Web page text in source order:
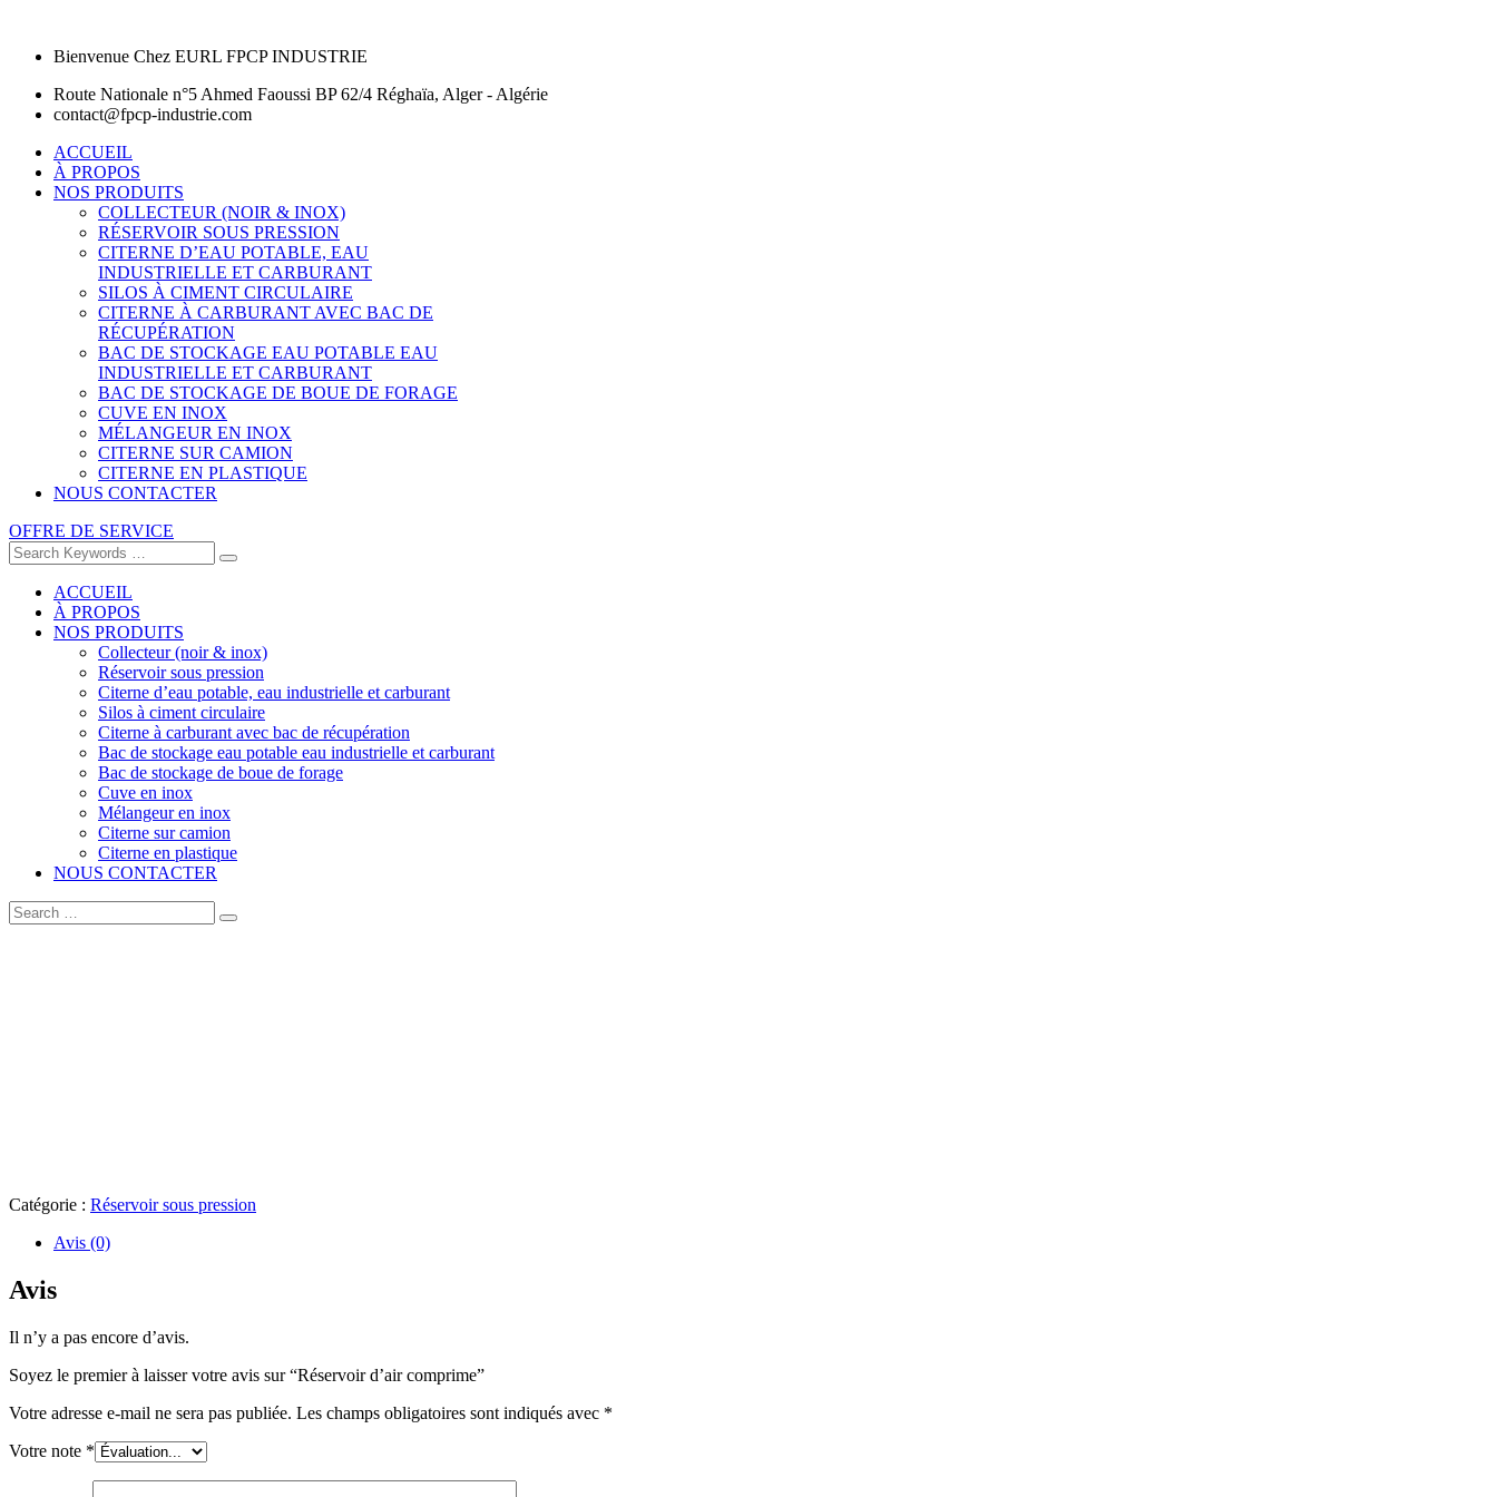
Bienvenue Chez EURL FPCP INDUSTRIE
Route Nationale n°5 Ahmed Faoussi BP 62/4 Réghaïa, Alger - Algérie
contact@fpcp-industrie.com
ACCUEIL
À PROPOS
NOS PRODUITS
COLLECTEUR (NOIR & INOX)
RÉSERVOIR SOUS PRESSION
CITERNE D’EAU POTABLE, EAU
INDUSTRIELLE ET CARBURANT
SILOS À CIMENT CIRCULAIRE
CITERNE À CARBURANT AVEC BAC DE
RÉCUPÉRATION
BAC DE STOCKAGE EAU POTABLE EAU
INDUSTRIELLE ET CARBURANT
BAC DE STOCKAGE DE BOUE DE FORAGE
CUVE EN INOX
MÉLANGEUR EN INOX
CITERNE SUR CAMION
CITERNE EN PLASTIQUE
NOUS CONTACTER
OFFRE DE SERVICE
ACCUEIL
À PROPOS
NOS PRODUITS
Collecteur (noir & inox)
Réservoir sous pression
Citerne d’eau potable, eau industrielle et carburant
Silos à ciment circulaire
Citerne à carburant avec bac de récupération
Bac de stockage eau potable eau industrielle et carburant
Bac de stockage de boue de forage
Cuve en inox
Mélangeur en inox
Citerne sur camion
Citerne en plastique
NOUS CONTACTER
Catégorie : Réservoir sous pression
Avis (0)
Avis
Il n’y a pas encore d’avis.
Soyez le premier à laisser votre avis sur “Réservoir d’air comprime”
Votre adresse e-mail ne sera pas publiée. Les champs obligatoires sont indiqués avec *
Votre note *